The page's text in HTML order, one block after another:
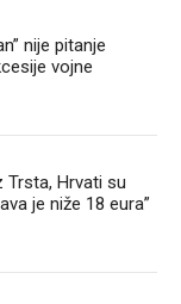
nije pitanje
vojne
Trsta, Hrvati su
je niže 18 eura”